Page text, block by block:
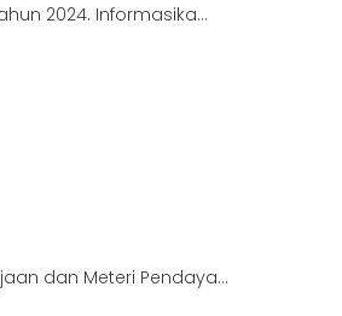
2024. Informasika...
dan Meteri Pendaya...